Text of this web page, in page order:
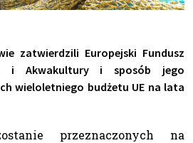
zatwierdzili Europejski Fundusz
i Akwakultury i sposób jego
wieloletniego budżetu UE na lata
przeznaczonych na